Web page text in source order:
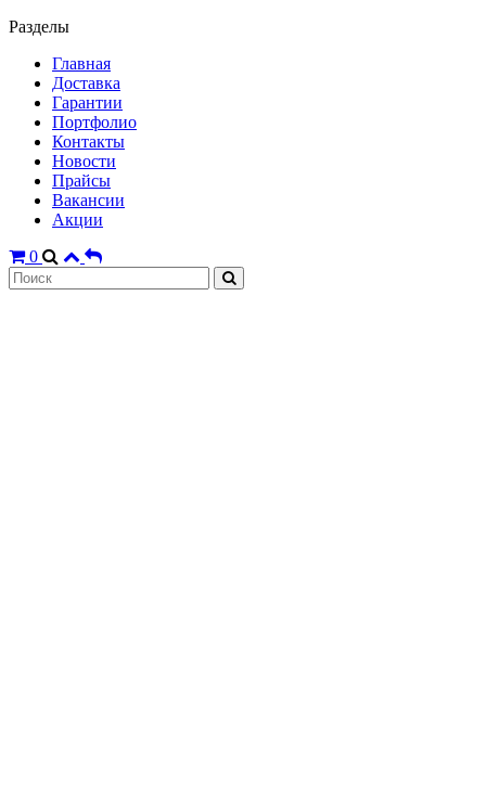
Разделы
Главная
Доставка
Гарантии
Портфолио
Контакты
Новости
Прайсы
Вакансии
Акции
0